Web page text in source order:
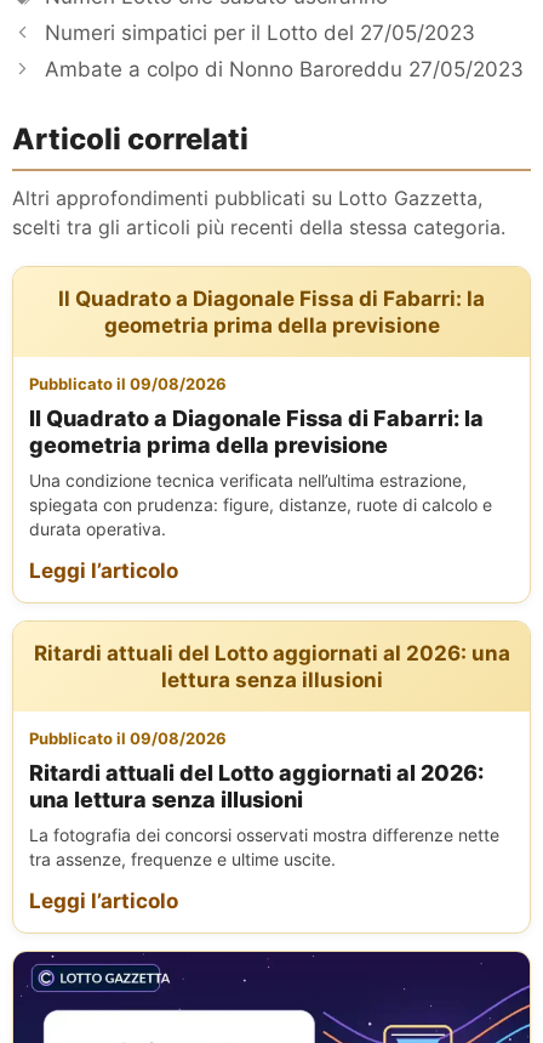
Numeri simpatici per il Lotto del 27/05/2023
Ambate a colpo di Nonno Baroreddu 27/05/2023
Articoli correlati
Altri approfondimenti pubblicati su Lotto Gazzetta,
scelti tra gli articoli più recenti della stessa categoria.
Il Quadrato a Diagonale Fissa di Fabarri: la
geometria prima della previsione
Pubblicato il 09/08/2026
Il Quadrato a Diagonale Fissa di Fabarri: la
geometria prima della previsione
Una condizione tecnica verificata nell’ultima estrazione,
spiegata con prudenza: figure, distanze, ruote di calcolo e
durata operativa.
Leggi l’articolo
Ritardi attuali del Lotto aggiornati al 2026: una
lettura senza illusioni
Pubblicato il 09/08/2026
Ritardi attuali del Lotto aggiornati al 2026:
una lettura senza illusioni
La fotografia dei concorsi osservati mostra differenze nette
tra assenze, frequenze e ultime uscite.
Leggi l’articolo